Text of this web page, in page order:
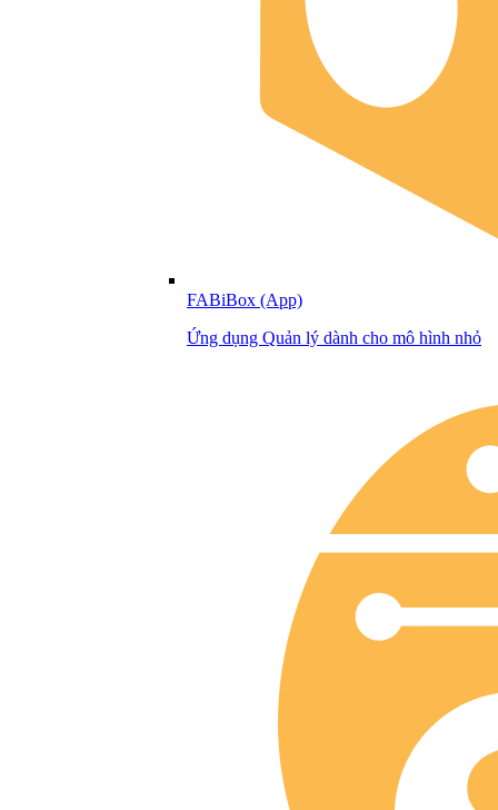
FABiBox (App)
Ứng dụng Quản lý dành cho mô hình nhỏ